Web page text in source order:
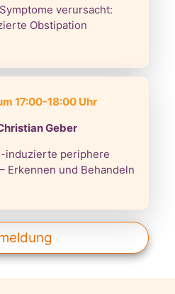
verursacht:
Obstipation
17:00-18:00 Uhr
Geber
induzierte periphere
Erkennen und Behandeln